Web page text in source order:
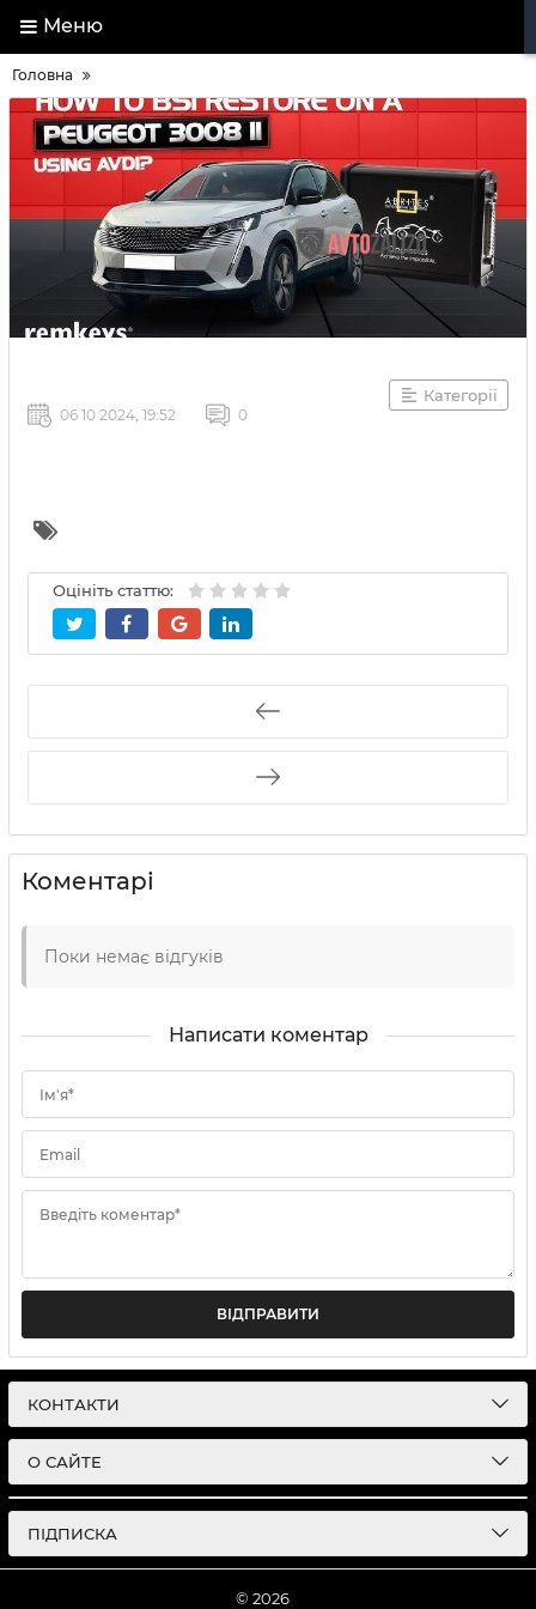
Меню
Головна
Категорії
06 10 2024, 19:52 0
Оцініть статтю:
Коментарі
Поки немає відгуків
Написати коментар
Ім'я*
Email
Введіть коментар*
ВІДПРАВИТИ
КОНТАКТИ
О САЙТЕ
ПІДПИСКА
© 2026